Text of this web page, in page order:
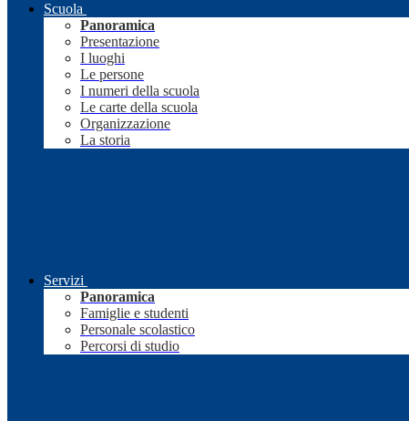
Scuola
Panoramica
Presentazione
I luoghi
Le persone
I numeri della scuola
Le carte della scuola
Organizzazione
La storia
Servizi
Panoramica
Famiglie e studenti
Personale scolastico
Percorsi di studio